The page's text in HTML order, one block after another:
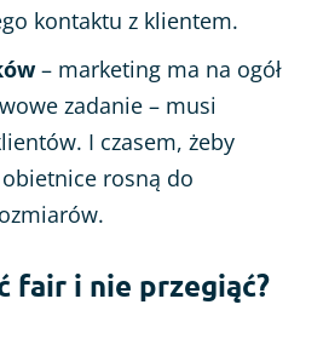
kontaktu z klientem.
– marketing ma na ogół
zadanie – musi
I czasem, żeby
rosną do
fair i nie przegiąć?